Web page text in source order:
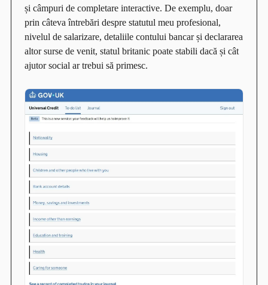
și câmpuri de completare interactive. De exemplu, doar
prin câteva întrebări despre statutul meu profesional,
nivelul de salarizare, detaliile contului bancar și declararea
altor surse de venit, statul britanic poate stabili dacă și cât
ajutor social ar trebui să primesc.